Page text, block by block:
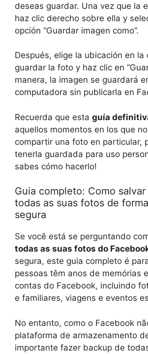
deseas guardar. Una vez que la
haz clic derecho sobre ella y
opción “Guardar imagen como”.
Después, elige la ubicación en la
guardar la foto y haz clic en
manera, la imagen se guardará
computadora sin publicarla en
Recuerda que esta guía
aquellos momentos en los que
compartir una foto en particular,
tenerla guardada para uso
sabes cómo hacerlo!
Guia completo: Como
todas as suas fotos de
segura
Se você está se perguntando
todas as suas fotos do
segura, este guia completo é
pessoas têm anos de memórias
contas do Facebook, incluindo
e familiares, viagens e eventos
No entanto, como o Facebook
plataforma de armazenamento
importante fazer backup de